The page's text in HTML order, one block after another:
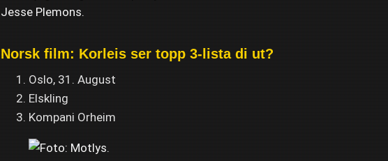
Jesse Plemons.
Norsk film: Korleis ser topp 3-lista di ut?
Oslo, 31. August
Elskling
Kompani Orheim